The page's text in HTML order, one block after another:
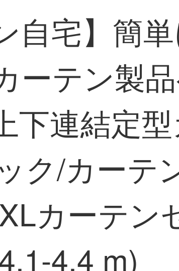
自宅】簡
ーテン製
下連結定
ク/カーテ
カーテン
4.4 m)